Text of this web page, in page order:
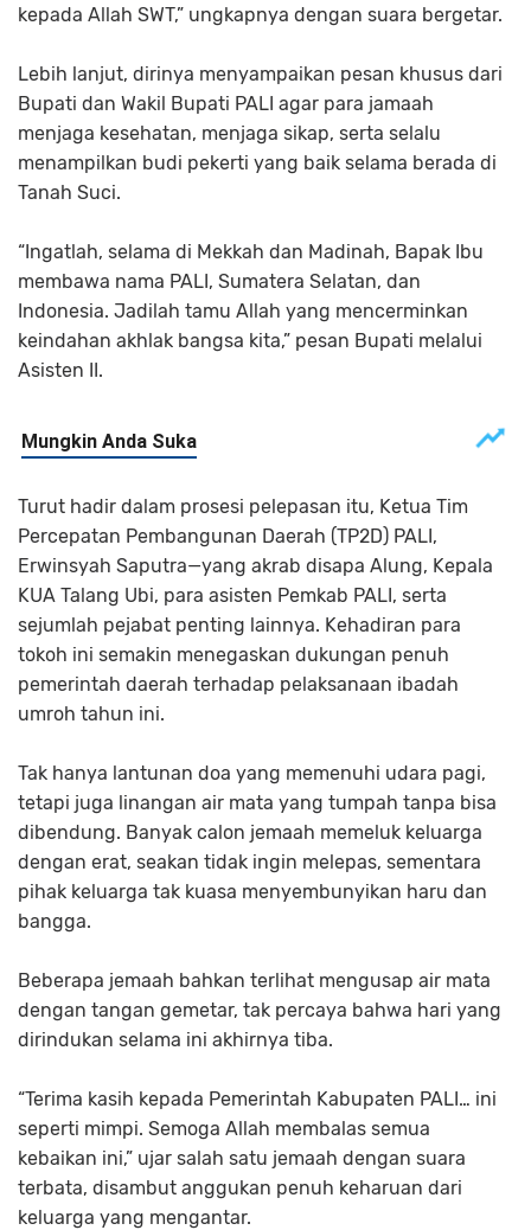
kepada Allah SWT,” ungkapnya dengan suara bergetar.
Lebih lanjut, dirinya menyampaikan pesan khusus dari
Bupati dan Wakil Bupati PALI agar para jamaah
menjaga kesehatan, menjaga sikap, serta selalu
menampilkan budi pekerti yang baik selama berada di
Tanah Suci.
“Ingatlah, selama di Mekkah dan Madinah, Bapak Ibu
membawa nama PALI, Sumatera Selatan, dan
Indonesia. Jadilah tamu Allah yang mencerminkan
keindahan akhlak bangsa kita,” pesan Bupati melalui
Asisten II.
Turut hadir dalam prosesi pelepasan itu, Ketua Tim
Percepatan Pembangunan Daerah (TP2D) PALI,
Erwinsyah Saputra—yang akrab disapa Alung, Kepala
KUA Talang Ubi, para asisten Pemkab PALI, serta
sejumlah pejabat penting lainnya. Kehadiran para
tokoh ini semakin menegaskan dukungan penuh
pemerintah daerah terhadap pelaksanaan ibadah
umroh tahun ini.
Tak hanya lantunan doa yang memenuhi udara pagi,
tetapi juga linangan air mata yang tumpah tanpa bisa
dibendung. Banyak calon jemaah memeluk keluarga
dengan erat, seakan tidak ingin melepas, sementara
pihak keluarga tak kuasa menyembunyikan haru dan
bangga.
Beberapa jemaah bahkan terlihat mengusap air mata
dengan tangan gemetar, tak percaya bahwa hari yang
dirindukan selama ini akhirnya tiba.
“Terima kasih kepada Pemerintah Kabupaten PALI… ini
seperti mimpi. Semoga Allah membalas semua
kebaikan ini,” ujar salah satu jemaah dengan suara
terbata, disambut anggukan penuh keharuan dari
keluarga yang mengantar.